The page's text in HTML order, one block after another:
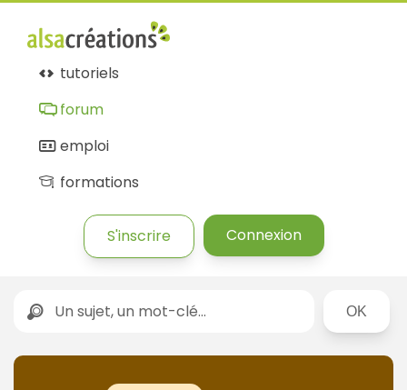
tutoriels
forum
emploi
formations
S'inscrire Connexion
Rechercher